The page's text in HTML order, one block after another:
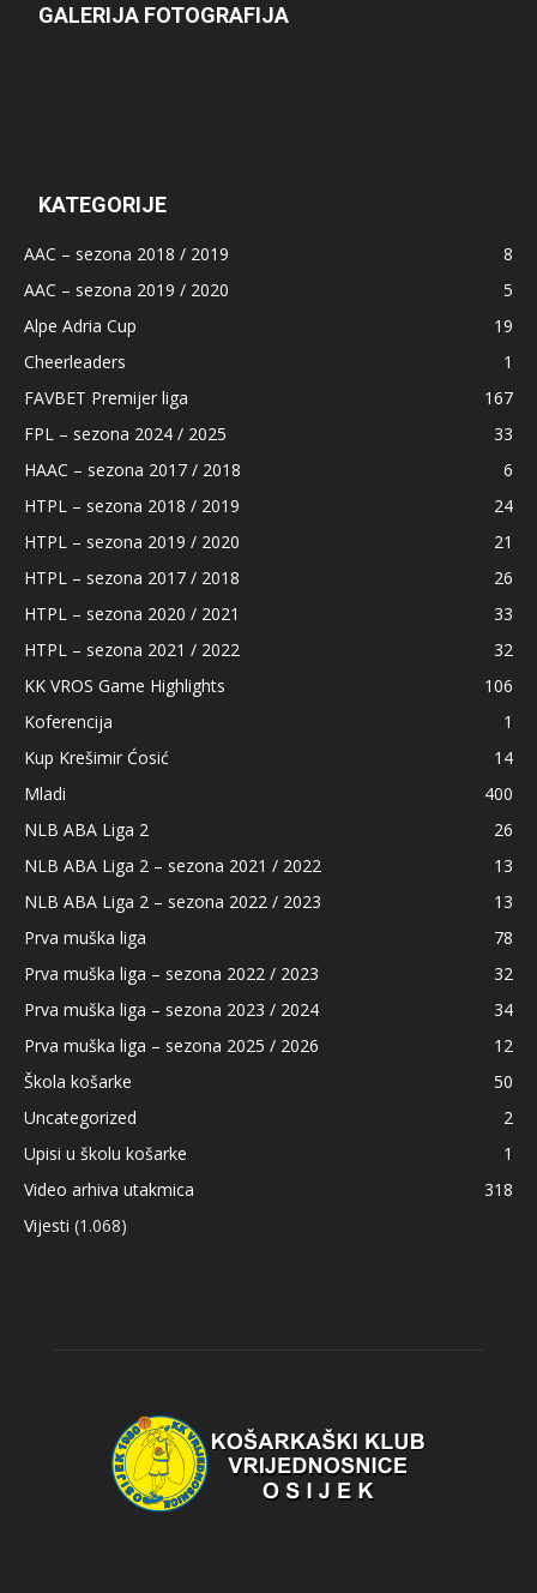
GALERIJA FOTOGRAFIJA
KATEGORIJE
AAC – sezona 2018 / 2019
8
AAC – sezona 2019 / 2020
5
Alpe Adria Cup
19
Cheerleaders
1
FAVBET Premijer liga
167
FPL – sezona 2024 / 2025
33
HAAC – sezona 2017 / 2018
6
HTPL – sezona 2018 / 2019
24
HTPL – sezona 2019 / 2020
21
HTPL – sezona 2017 / 2018
26
HTPL – sezona 2020 / 2021
33
HTPL – sezona 2021 / 2022
32
KK VROS Game Highlights
106
Koferencija
1
Kup Krešimir Ćosić
14
Mladi
400
NLB ABA Liga 2
26
NLB ABA Liga 2 – sezona 2021 / 2022
13
NLB ABA Liga 2 – sezona 2022 / 2023
13
Prva muška liga
78
Prva muška liga – sezona 2022 / 2023
32
Prva muška liga – sezona 2023 / 2024
34
Prva muška liga – sezona 2025 / 2026
12
Škola košarke
50
Uncategorized
2
Upisi u školu košarke
1
Video arhiva utakmica
318
Vijesti (1.068)